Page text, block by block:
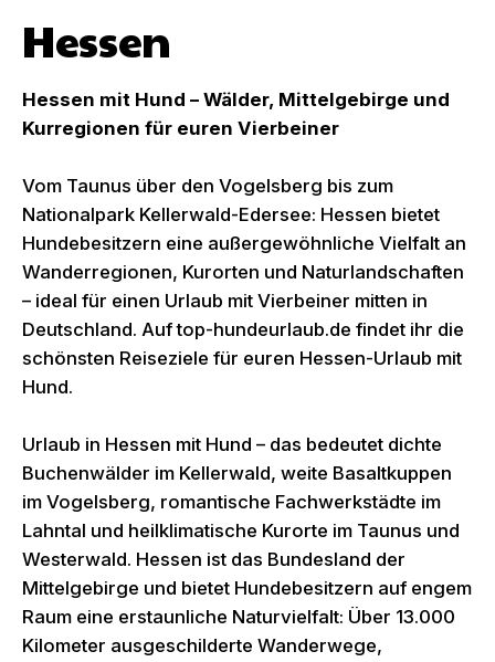
Hessen
Hessen mit Hund – Wälder, Mittelgebirge und
Kurregionen für euren Vierbeiner
Vom Taunus über den Vogelsberg bis zum
Nationalpark Kellerwald-Edersee: Hessen bietet
Hundebesitzern eine außergewöhnliche Vielfalt an
Wanderregionen, Kurorten und Naturlandschaften
– ideal für einen Urlaub mit Vierbeiner mitten in
Deutschland. Auf top-hundeurlaub.de findet ihr die
schönsten Reiseziele für euren Hessen-Urlaub mit
Hund.
Urlaub in Hessen mit Hund – das bedeutet dichte
Buchenwälder im Kellerwald, weite Basaltkuppen
im Vogelsberg, romantische Fachwerkstädte im
Lahntal und heilklimatische Kurorte im Taunus und
Westerwald. Hessen ist das Bundesland der
Mittelgebirge und bietet Hundebesitzern auf engem
Raum eine erstaunliche Naturvielfalt: Über 13.000
Kilometer ausgeschilderte Wanderwege,